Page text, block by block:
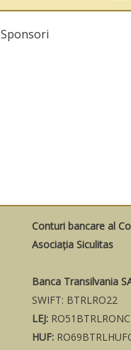
Sponsori
Conturi bancare al
Asociația Siculitas
Banca Transilvania
SWIFT: BTRLRO22
LEJ:
HUF: